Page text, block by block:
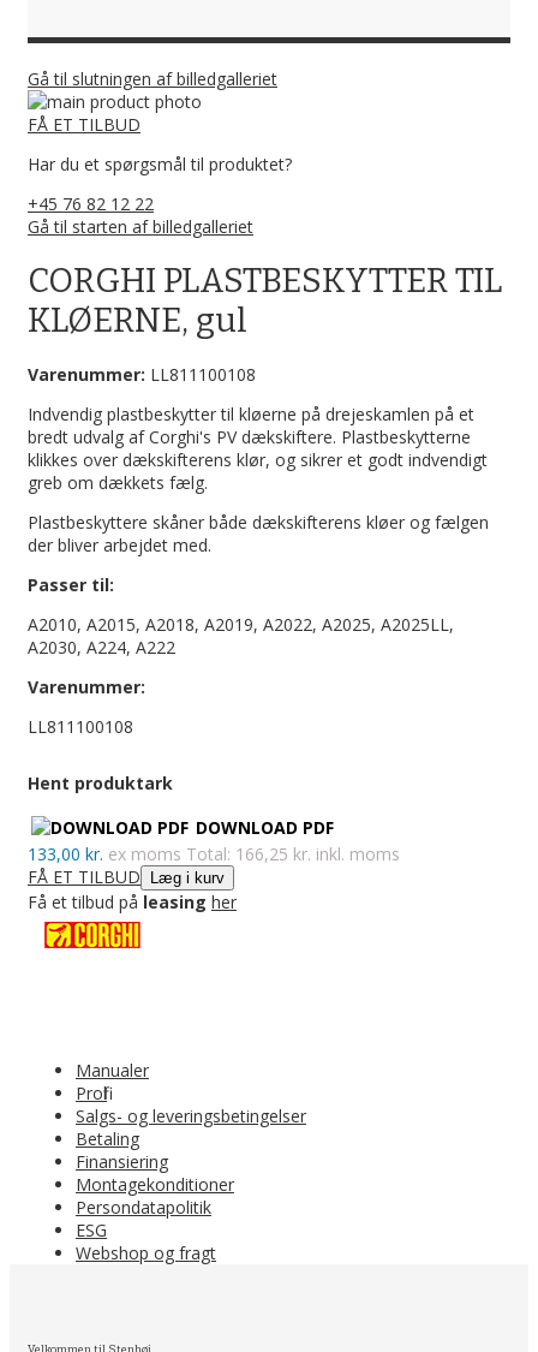
Gå til slutningen af billedgalleriet
FÅ ET TILBUD
Har du et spørgsmål til produktet?
+45 76 82 12 22
Gå til starten af billedgalleriet
CORGHI PLASTBESKYTTER TIL
KLØERNE, gul
Varenummer: LL811100108
Indvendig plastbeskytter til kløerne på drejeskamlen på et
bredt udvalg af Corghi's PV dækskiftere. Plastbeskytterne
klikkes over dækskifterens klør, og sikrer et godt indvendigt
greb om dækkets fælg.
Plastbeskyttere skåner både dækskifterens kløer og fælgen
der bliver arbejdet med.
Passer til:
A2010, A2015, A2018, A2019, A2022, A2025, A2025LL,
A2030, A224, A222
Varenummer:
LL811100108
Hent produktark
DOWNLOAD PDF
133,00 kr. ex moms Total: 166,25 kr. inkl. moms
FÅ ET TILBUD
Læg i kurv
Få et tilbud på leasing her
Manualer
Profil
Salgs- og leveringsbetingelser
Betaling
Finansiering
Montagekonditioner
Persondatapolitik
ESG
Webshop og fragt